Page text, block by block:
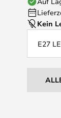
Kein
E27